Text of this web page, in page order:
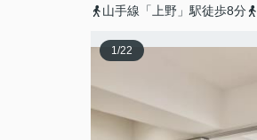
山手線「上野」駅徒歩8分
1/22